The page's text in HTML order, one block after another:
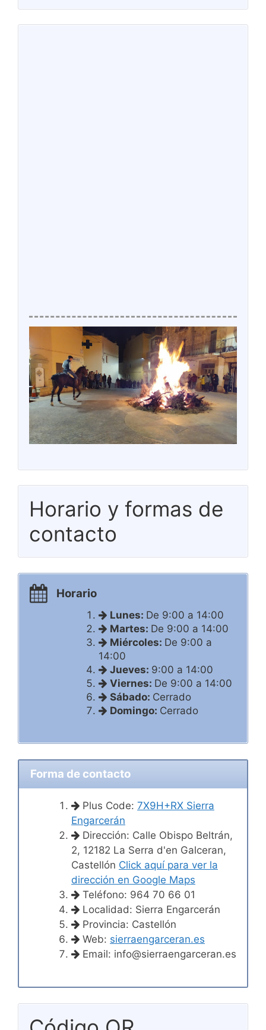
Horario y formas de
contacto
Horario
Lunes: De 9:00 a 14:00
Martes: De 9:00 a 14:00
Miércoles: De 9:00 a
14:00
Jueves: 9:00 a 14:00
Viernes: De 9:00 a 14:00
Sábado: Cerrado
Domingo: Cerrado
Forma de contacto
Plus Code: 7X9H+RX Sierra
Engarcerán
Dirección: Calle Obispo Beltrán,
2, 12182 La Serra d'en Galceran,
Castellón Click aquí para ver la
dirección en Google Maps
Teléfono: 964 70 66 01
Localidad: Sierra Engarcerán
Provincia: Castellón
Web: sierraengarceran.es
Email: info@sierraengarceran.es